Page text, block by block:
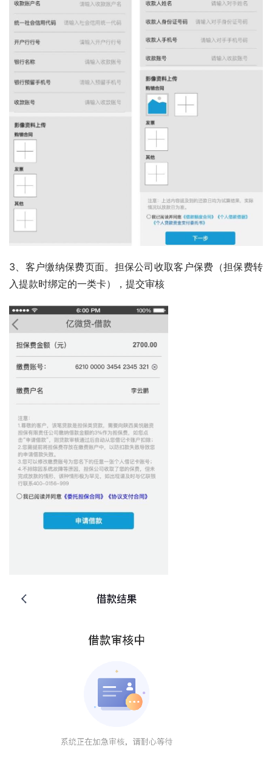
3、客户缴纳保费页面。担保公司收取客户保费（担保费转
入提款时绑定的一类卡），提交审核